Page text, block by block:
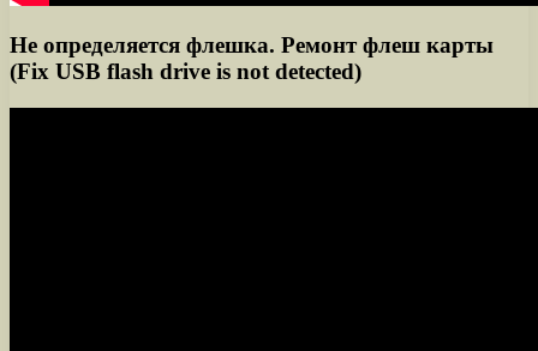
Не определяется флешка. Ремонт флеш карты
(Fix USB flash drive is not detected)